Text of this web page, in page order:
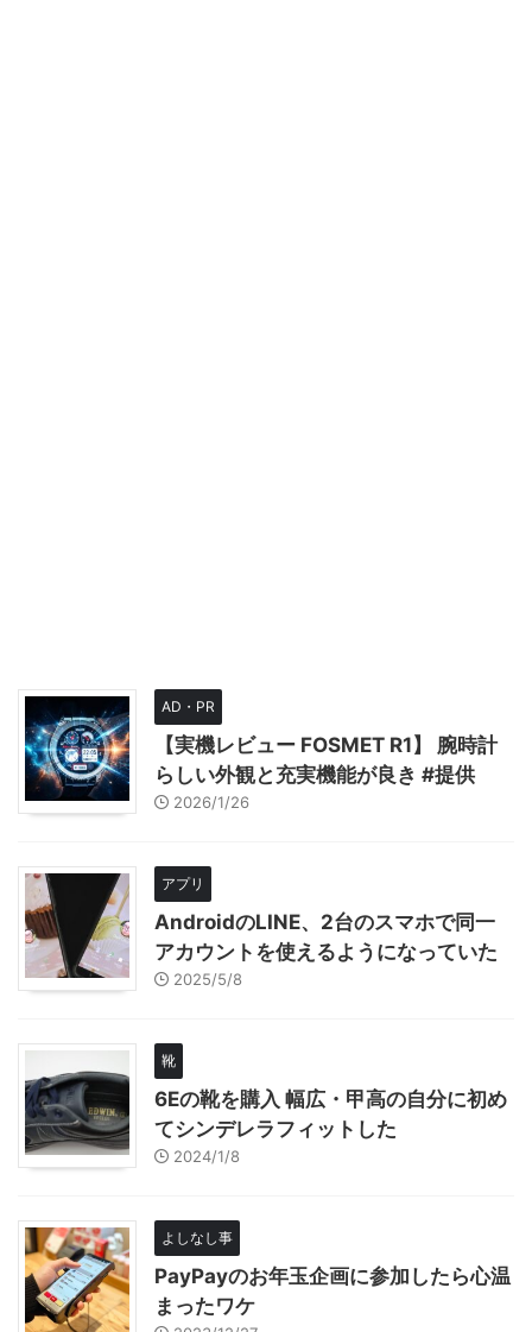
AD・PR
【実機レビュー FOSMET R1】 腕時計
らしい外観と充実機能が良き #提供
2026/1/26
アプリ
AndroidのLINE、2台のスマホで同一
アカウントを使えるようになっていた
2025/5/8
靴
6Eの靴を購入 幅広・甲高の自分に初め
てシンデレラフィットした
2024/1/8
よしなし事
PayPayのお年玉企画に参加したら心温
まったワケ